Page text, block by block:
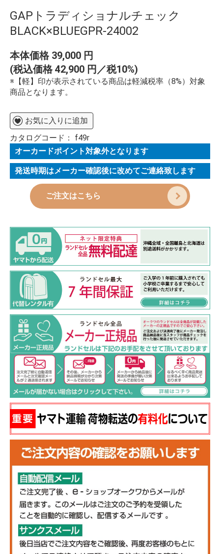
GAPトラディショナルチェック
BLACK×BLUEGPR-24002
本体価格 39,000 円
(税込価格 42,900 円／税10%)
※【軽】印が表示されている商品は軽減税率（8%）対象
商品となります。
お気に入りに追加
カタログコード： f49r
オーカードポイント対象外となります
発送時期はメーカー確認後に改めてご連絡致します
ご注文はこちら